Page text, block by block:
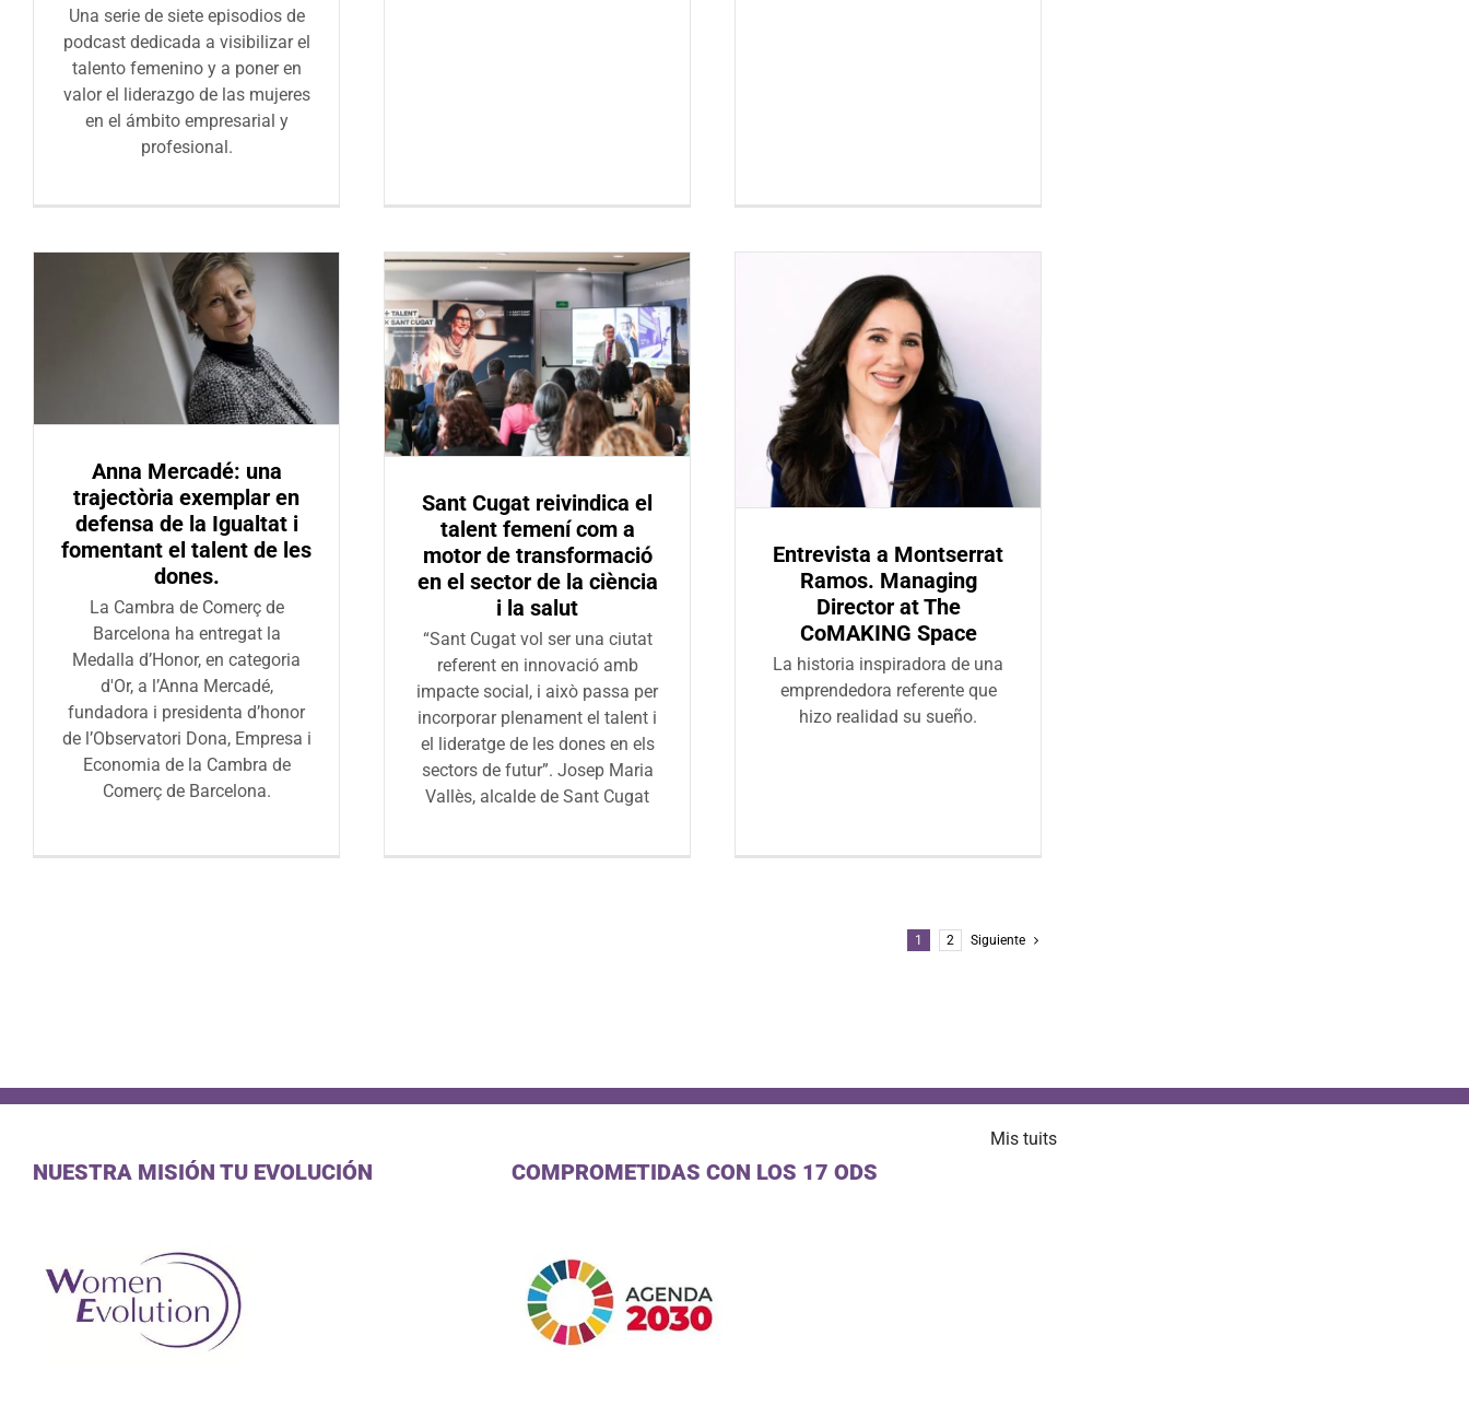
Una serie de siete episodios de
podcast dedicada a visibilizar el
talento femenino y a poner en
valor el liderazgo de las mujeres
en el ámbito empresarial y
profesional.
Anna Mercadé: una
trajectòria exemplar en
defensa de la Igualtat i
fomentant el talent de les
dones.
La Cambra de Comerç de
Barcelona ha entregat la
Medalla d’Honor, en categoria
d'Or, a l’Anna Mercadé,
fundadora i presidenta d’honor
de l’Observatori Dona, Empresa i
Economia de la Cambra de
Comerç de Barcelona.
Sant Cugat reivindica el
talent femení com a
motor de transformació
en el sector de la ciència
i la salut
“Sant Cugat vol ser una ciutat
referent en innovació amb
impacte social, i això passa per
incorporar plenament el talent i
el lideratge de les dones en els
sectors de futur”. Josep Maria
Vallès, alcalde de Sant Cugat
Entrevista a Montserrat
Ramos. Managing
Director at The
CoMAKING Space
La historia inspiradora de una
emprendedora referente que
hizo realidad su sueño.
1 2 Siguiente
NUESTRA MISIÓN TU EVOLUCIÓN COMPROMETIDAS CON LOS 17 ODS
Mis tuits